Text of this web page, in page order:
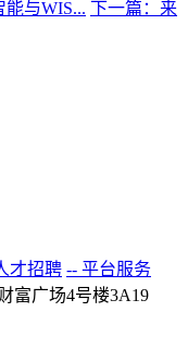
能与WIS... 下一篇：来
才招聘 -- 平台服务
富广场4号楼3A19